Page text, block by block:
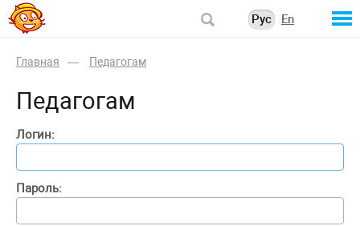
Рус En
Главная Педагогам
Педагогам
Логин:
Пароль: